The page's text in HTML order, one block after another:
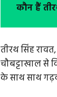
कौन हैं
तीरथ सिंह
चौबट्टाखाल से
के साथ साथ